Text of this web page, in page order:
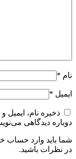
نام *
ایمیل *
ذخیره نام،
دوباره دیدگاهی
شما باید وارد حساب
در نظرات باشید.